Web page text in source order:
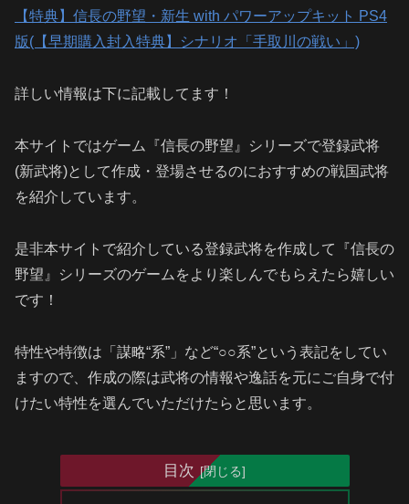
【特典】信長の野望・新生 with パワーアップキット PS4
版(【早期購入封入特典】シナリオ「手取川の戦い」)
詳しい情報は下に記載してます！
本サイトではゲーム『信長の野望』シリーズで登録武将
(新武将)として作成・登場させるのにおすすめの戦国武将
を紹介しています。
是非本サイトで紹介している登録武将を作成して『信長の
野望』シリーズのゲームをより楽しんでもらえたら嬉しい
です！
特性や特徴は「謀略“系”」など“○○系”という表記をしてい
ますので、作成の際は武将の情報や逸話を元にご自身で付
けたい特性を選んでいただけたらと思います。
目次